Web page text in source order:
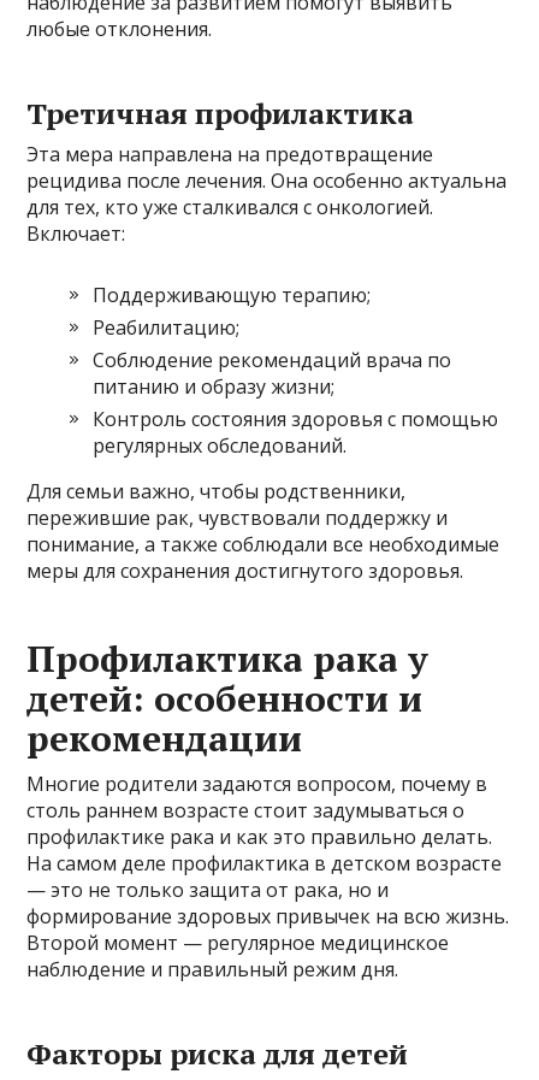
любые отклонения.
Третичная профилактика
Эта мера направлена на предотвращение
рецидива после лечения. Она особенно актуальна
для тех, кто уже сталкивался с онкологией.
Включает:
Поддерживающую терапию;
Реабилитацию;
Соблюдение рекомендаций врача по
питанию и образу жизни;
Контроль состояния здоровья с помощью
регулярных обследований.
Для семьи важно, чтобы родственники,
пережившие рак, чувствовали поддержку и
понимание, а также соблюдали все необходимые
меры для сохранения достигнутого здоровья.
Профилактика рака у
детей: особенности и
рекомендации
Многие родители задаются вопросом, почему в
столь раннем возрасте стоит задумываться о
профилактике рака и как это правильно делать.
На самом деле профилактика в детском возрасте
— это не только защита от рака, но и
формирование здоровых привычек на всю жизнь.
Второй момент — регулярное медицинское
наблюдение и правильный режим дня.
Факторы риска для детей